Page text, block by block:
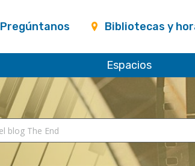
Pregúntanos Bibliotecas y
Espacios